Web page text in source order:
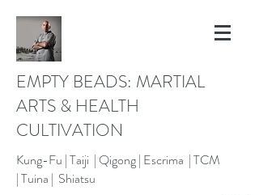
EMPTY BEADS: MARTIAL
ARTS & HEALTH
CULTIVATION
Kung-Fu |Taiji | Qigong | Escrima |TCM
|Tuina | Shiatsu